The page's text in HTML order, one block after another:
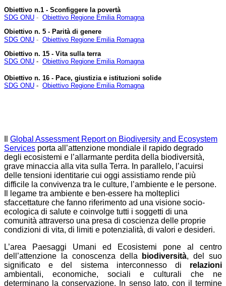
Obiettivo n.1 - Sconfiggere la povertà
SDG ONU - Obiettivo Regione Emilia Romagna
Obiettivo n. 5 - Parità di genere
SDG ONU - Obiettivo Regione Emilia Romagna
Obiettivo n. 15 - Vita sulla terra
SDG ONU - Obiettivo Regione Emilia Romagna
Obiettivo n. 16 - Pace, giustizia e istituzioni solide
SDG ONU - Obiettivo Regione Emilia Romagna
Global Assessment Report on Biodiversity and Ecosystem
Services porta all’attenzione mondiale il rapido degrado
degli ecosistemi e l’allarmante perdita della biodiversità,
grave minaccia alla vita sulla Terra. In parallelo, l’acuirsi
delle tensioni identitarie cui oggi assistiamo rende più
difficile la convivenza tra le culture, l’ambiente e le persone.
Il legame tra ambiente e ben-essere ha molteplici
sfaccettature che fanno riferimento ad una visione socio-
ecologica di salute e coinvolge tutti i soggetti di una
comunità attraverso una presa di coscienza delle proprie
condizioni di vita, di limiti e potenzialità, di valori e desideri.
L’area Paesaggi Umani ed Ecosistemi pone al centro
dell’attenzione la conoscenza della
biodiversità, del suo
significato e del sistema interconnesso di relazioni
ambientali, economiche, sociali e culturali che ne
determinano la conservazione. In senso lato, con il termine